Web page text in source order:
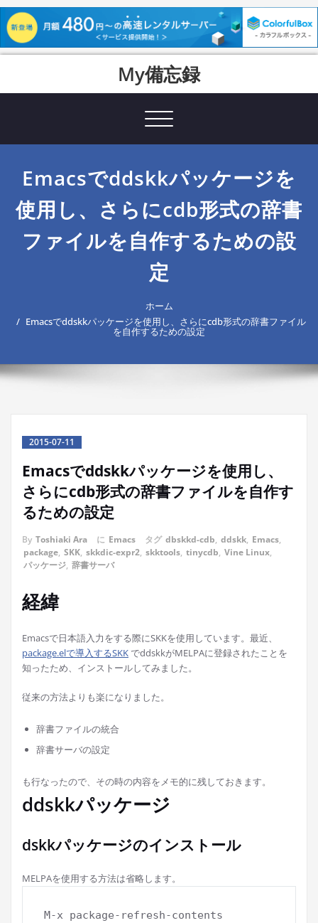
content
My備忘録
Toggle
Emacsでddskkパッケージを
使用し、さらにcdb形式の辞書
ファイルを自作するための設
定
ホーム
Emacsでddskkパッケージを使用し、さらにcdb形式の辞書ファイル
を自作するための設定
2015-07-11
Emacsでddskkパッケージを使用し、
さらにcdb形式の辞書ファイルを自作す
るための設定
By Toshiaki Ara に Emacs タグ dbskkd-cdb, ddskk, Emacs,
package, SKK, skkdic-expr2, skktools, tinycdb, Vine Linux,
パッケージ, 辞書サーバ
経緯
Emacsで日本語入力をする際にSKKを使用しています。最近、
package.elで導入するSKK でddskkがMELPAに登録されたことを
知ったため、インストールしてみました。
従来の方法よりも楽になりました。
辞書ファイルの統合
辞書サーバの設定
も行なったので、その時の内容をメモ的に残しておきます。
ddskkパッケージ
dskkパッケージのインストール
MELPAを使用する方法は省略します。
M-x package-refresh-contents